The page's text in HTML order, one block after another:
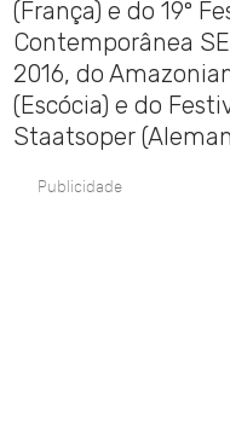
(França) e do 19º
Contemporânea
2016, do
(Escócia) e do
Staatsoper
Publicidade